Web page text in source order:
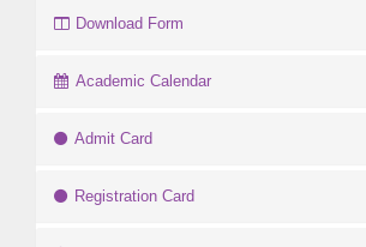
Download Form
Academic Calendar
Admit Card
Registration Card